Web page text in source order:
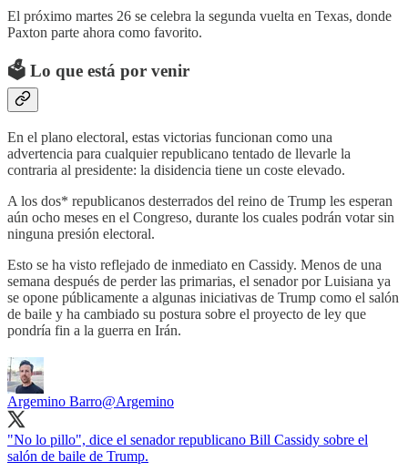
El próximo martes 26 se celebra la segunda vuelta en Texas, donde
Paxton parte ahora como favorito.
🗳️ Lo que está por venir
En el plano electoral, estas victorias funcionan como una
advertencia para cualquier republicano tentado de llevarle la
contraria al presidente: la disidencia tiene un coste elevado.
A los dos* republicanos desterrados del reino de Trump les esperan
aún ocho meses en el Congreso, durante los cuales podrán votar sin
ninguna presión electoral.
Esto se ha visto reflejado de inmediato en Cassidy. Menos de una
semana después de perder las primarias, el senador por Luisiana ya
se opone públicamente a algunas iniciativas de Trump como el salón
de baile y ha cambiado su postura sobre el proyecto de ley que
pondría fin a la guerra en Irán.
Argemino Barro@Argemino
"No lo pillo", dice el senador republicano Bill Cassidy sobre el
salón de baile de Trump.